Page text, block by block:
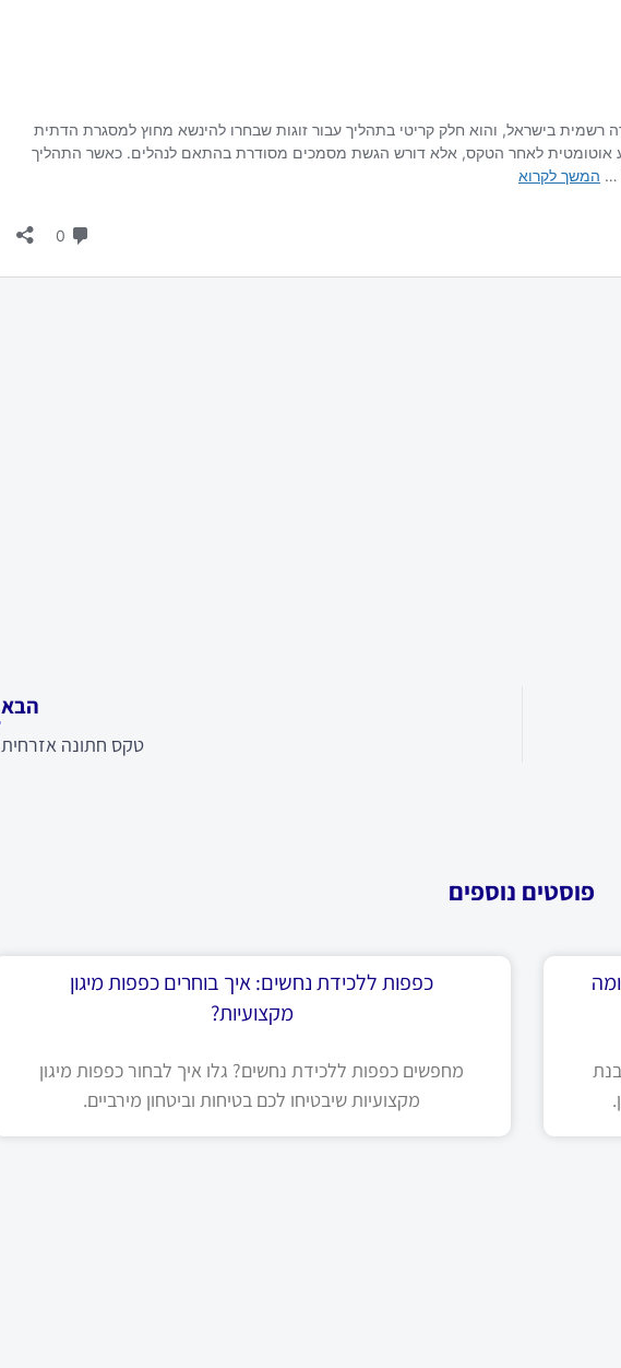
הבא
טקס חתונה אזרחית
פוסטים נוספים
כפפות ללכידת נחשים: איך בוחרים כפפות מיגון
מקצועיות?
מחפשים כפפות ללכידת נחשים? גלו איך לבחור כפפות מיגון
מקצועיות שיבטיחו לכם בטיחות וביטחון מירביים.